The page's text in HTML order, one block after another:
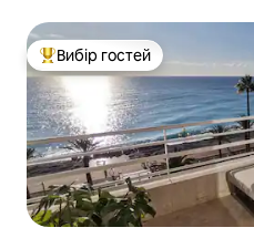
Топ вибір гостей
Вибір гостей